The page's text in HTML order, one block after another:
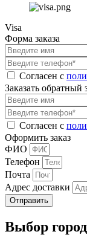
Visa
Форма заказа
Согласен с
Заказать обратный
Согласен с
Оформить заказ
ФИО
Телефон
Почта
Адрес доставки
Отправить
Выбор